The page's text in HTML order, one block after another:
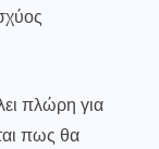
πλώρη για
πως θα